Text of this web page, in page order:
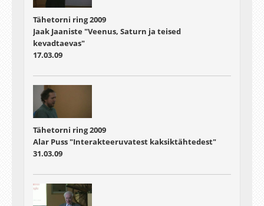
Tähetorni ring 2009
Jaak Jaaniste "Veenus, Saturn ja teised
kevadtaevas"
17.03.09
Tähetorni ring 2009
Alar Puss "Interakteeruvatest kaksiktähtedest"
31.03.09